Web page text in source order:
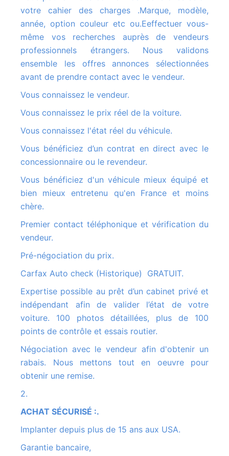
votre cahier des charges .Marque, modèle,
année, option couleur etc ou.Eeffectuer vous-
même vos recherches auprès de vendeurs
professionnels étrangers. Nous validons
ensemble les offres annonces sélectionnées
avant de prendre contact avec le vendeur.
Vous connaissez le vendeur.
Vous connaissez le prix réel de la voiture.
Vous connaissez l'état réel du véhicule.
Vous bénéficiez d’un contrat en direct avec le
concessionnaire ou le revendeur.
Vous bénéficiez d'un véhicule mieux équipé et
bien mieux entretenu qu'en France et moins
chère.
Premier contact téléphonique et vérification du
vendeur.
Pré-négociation du prix.
Carfax Auto check (Historique) GRATUIT.
Expertise possible au prêt d’un cabinet privé et
indépendant afin de valider l’état de votre
voiture. 100 photos détaillées, plus de 100
points de contrôle et essais routier.
Négociation avec le vendeur afin d'obtenir un
rabais. Nous mettons tout en oeuvre pour
obtenir une remise.
2.
ACHAT SÉCURISÉ :.
Implanter depuis plus de 15 ans aux USA.
Garantie bancaire,